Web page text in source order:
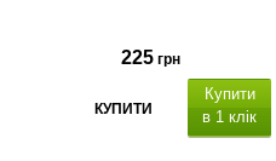
225 грн
КУПИТИ
Купити
в 1 клік